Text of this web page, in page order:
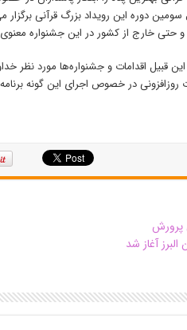
سومین دوره این رویداد بزرگ قرآنی
قبیل اقدامات و جشنواره‌ها مورد نظر
در خصوص اجرای این گونه
پرورش
آغاز شد